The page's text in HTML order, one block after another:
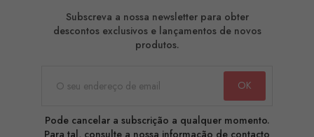
Subscreva a nossa newsletter para obter
descontos exclusivos e lançamentos de novos
produtos.
Pode cancelar a subscrição a qualquer momento.
Para tal, consulte a nossa informação de contacto